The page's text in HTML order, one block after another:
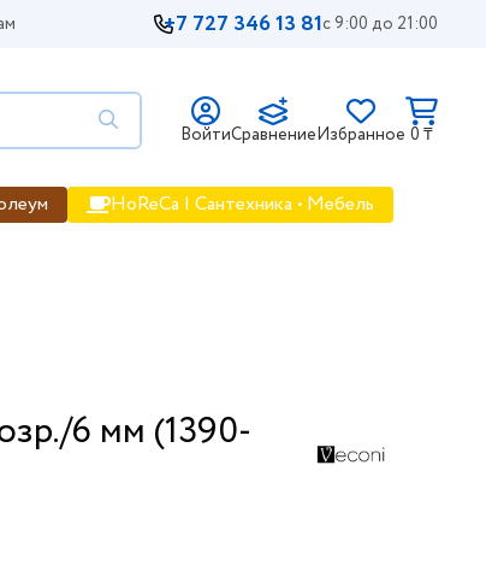
+7 727 346 13 81с 9:00 до 21:00
ВойтиСравнениеИзбранное 0 ₸
HoReCa | Сантехника • Мебель
6 мм (1390-